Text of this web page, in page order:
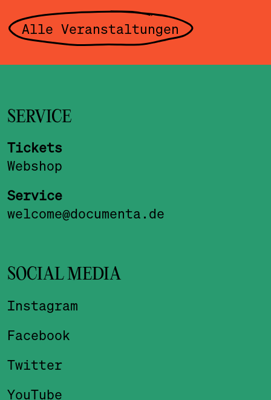
Alle Veranstaltungen
SERVICE
Tickets
Webshop
Service
welcome@documenta.de
SOCIAL MEDIA
Instagram
Facebook
Twitter
YouTube